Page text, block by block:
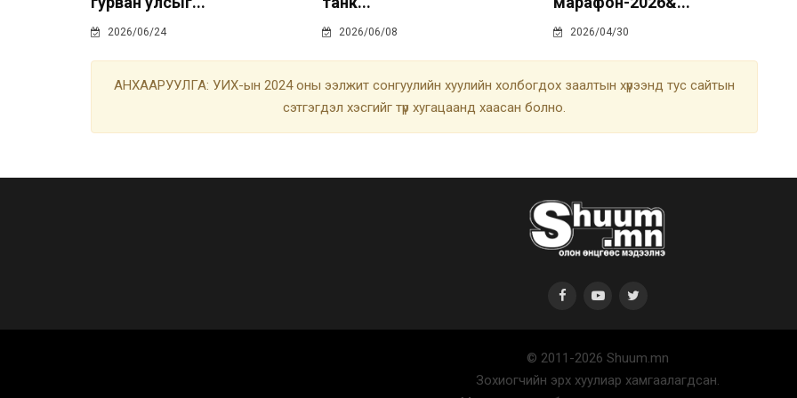
2026/06/24 2026/06/08 2026/04/30
АНХААРУУЛГА: УИХ-ын 2024 оны ээлжит сонгуулийн хуулийн холбогдох заалтын хүрээнд тус сайтын
сэтгэгдэл хэсгийг түр хугацаанд хаасан болно.
© 2011-2026 Shuum.mn
Зохиогчийн эрх хуулиар хамгаалагдсан.